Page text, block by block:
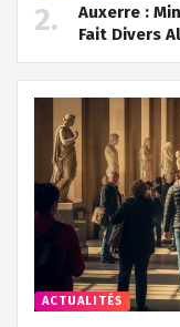
Auxerre :
Fait Divers
ACTUALITÉS